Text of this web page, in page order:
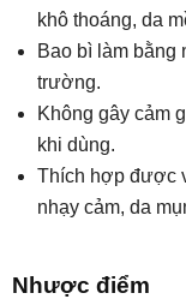
khô thoáng, da
Bao bì làm
trường.
Không gây cảm
khi dùng.
Thích hợp được
nhạy cảm, da
Nhược điểm